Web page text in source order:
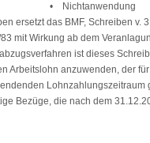
• Nichtanwendung
ersetzt das BMF, Schreiben v.
mit Wirkung ab dem
ist dieses
Arbeitslohn anzuwenden, der
Lohnzahlungszeitraum
Bezüge, die nach dem